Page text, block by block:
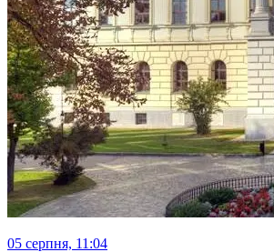
05 серпня, 11:04